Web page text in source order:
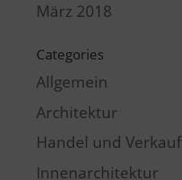
März 2018
Categories
Allgemein
Architektur
Handel und Verkauf
Innenarchitektur